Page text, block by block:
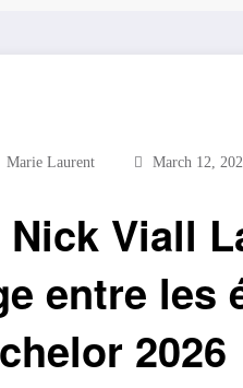
Marie Laurent March 12,
Nick Viall
entre
2026